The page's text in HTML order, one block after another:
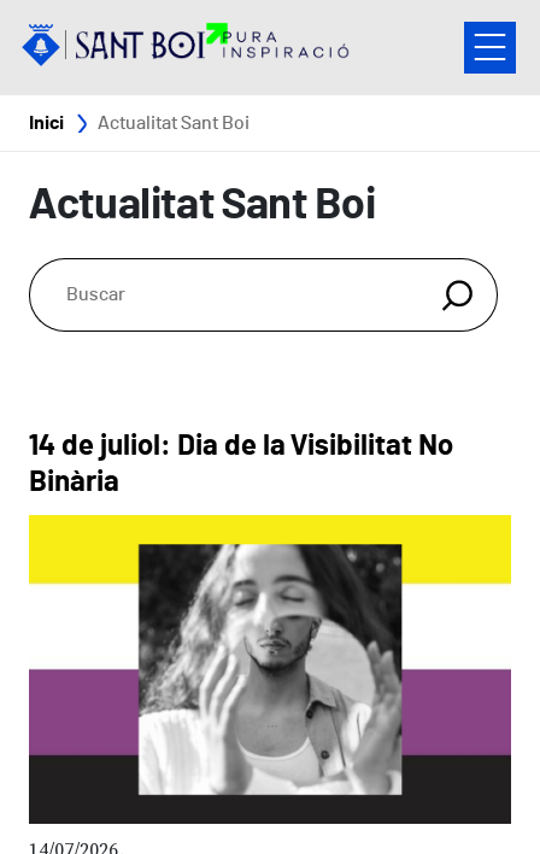
Fil d'ariadna
Inici Actualitat Sant Boi
Actualitat Sant Boi
14 de juliol: Dia de la Visibilitat No
Binària